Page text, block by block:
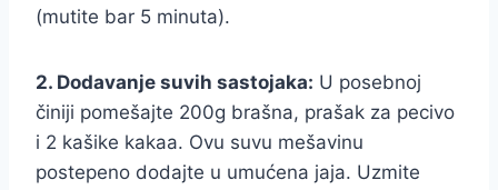
(mutite bar 5 minuta).
2. Dodavanje suvih sastojaka: U posebnoj
činiji pomešajte 200g brašna, prašak za pecivo
i 2 kašike kakaa. Ovu suvu mešavinu
postepeno dodajte u umućena jaja. Uzmite